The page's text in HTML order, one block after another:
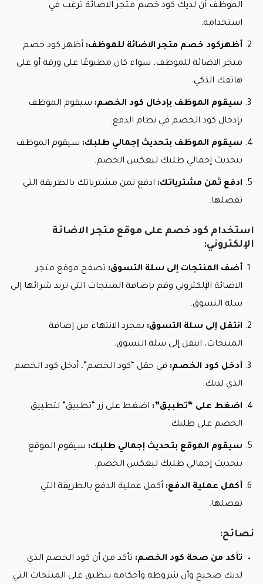
الموظف أن لديك كود خصم متجر الاضائة ترغب في
استخدامه.
أظهركود خصم متجر الاضائة للموظف: أظهر كود خصم
متجر الاضائة للموظف، سواء كان مطبوعًا على ورقة أو على
هاتفك الذكي.
سيقوم الموظف بإدخال كود الخصم: سيقوم الموظف
بإدخال كود الخصم في نظام الدفع.
سيقوم الموظف بتحديث إجمالي طلبك: سيقوم الموظف
بتحديث إجمالي طلبك ليعكس الخصم.
ادفع ثمن مشترياتك: ادفع ثمن مشترياتك بالطريقة التي
تفضلها.
استخدام كود خصم على موقع متجر الاضائة
الإلكتروني:
أضف المنتجات إلى سلة التسوق: تصفح موقع متجر
الاضائة الإلكتروني وقم بإضافة المنتجات التي تريد شرائها إلى
سلة التسوق.
انتقل إلى سلة التسوق: بمجرد الانتهاء من إضافة
المنتجات، انتقل إلى سلة التسوق.
أدخل كود الخصم: في حقل “كود الخصم”، أدخل كود الخصم
الذي لديك.
اضغط على “تطبيق”: اضغط على زر “تطبيق” لتطبيق
الخصم على طلبك.
سيقوم الموقع بتحديث إجمالي طلبك: سيقوم الموقع
بتحديث إجمالي طلبك ليعكس الخصم.
أكمل عملية الدفع: أكمل عملية الدفع بالطريقة التي
تفضلها.
نصائح:
تأكد من صحة كود الخصم: تأكد من أن كود الخصم الذي
لديك صحيح وأن شروطه وأحكامه تنطبق على المنتجات التي